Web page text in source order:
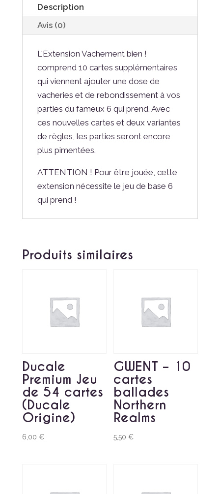
Description
Avis (0)
L'Extension Vachement bien !
comprend 10 cartes supplémentaires
qui viennent ajouter une dose de
vacheries et de rebondissement à vos
parties du fameux 6 qui prend. Avec
ces nouvelles cartes et deux variantes
de règles, les parties seront encore
plus pimentées.
ATTENTION ! Pour être jouée, cette
extension nécessite le jeu de base 6
qui prend !
Produits similaires
Ducale
Premium Jeu
de 54 cartes
(Ducale
Origine)
6,00 €
GWENT – 10
cartes
ballades
Northern
Realms
5,50€